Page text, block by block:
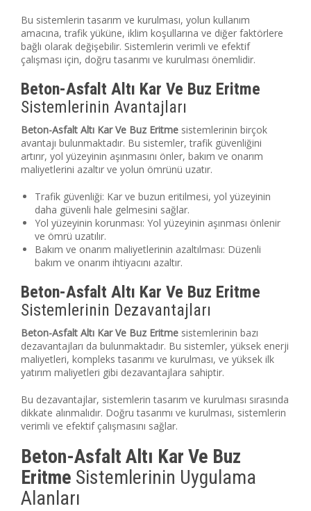
Bu sistemlerin tasarım ve kurulması, yolun kullanım
amacına, trafik yüküne, iklim koşullarına ve diğer faktörlere
bağlı olarak değişebilir. Sistemlerin verimli ve efektif
çalışması için, doğru tasarımı ve kurulması önemlidir.
Beton-Asfalt Altı Kar Ve Buz Eritme
Sistemlerinin Avantajları
Beton-Asfalt Altı Kar Ve Buz Eritme sistemlerinin birçok
avantajı bulunmaktadır. Bu sistemler, trafik güvenliğini
artırır, yol yüzeyinin aşınmasını önler, bakım ve onarım
maliyetlerini azaltır ve yolun ömrünü uzatır.
Trafik güvenliği: Kar ve buzun eritilmesi, yol yüzeyinin
daha güvenli hale gelmesini sağlar.
Yol yüzeyinin korunması: Yol yüzeyinin aşınması önlenir
ve ömrü uzatılır.
Bakım ve onarım maliyetlerinin azaltılması: Düzenli
bakım ve onarım ihtiyacını azaltır.
Beton-Asfalt Altı Kar Ve Buz Eritme
Sistemlerinin Dezavantajları
Beton-Asfalt Altı Kar Ve Buz Eritme sistemlerinin bazı
dezavantajları da bulunmaktadır. Bu sistemler, yüksek enerji
maliyetleri, kompleks tasarımı ve kurulması, ve yüksek ilk
yatırım maliyetleri gibi dezavantajlara sahiptir.
Bu dezavantajlar, sistemlerin tasarım ve kurulması sırasında
dikkate alınmalıdır. Doğru tasarımı ve kurulması, sistemlerin
verimli ve efektif çalışmasını sağlar.
Beton-Asfalt Altı Kar Ve Buz
Eritme Sistemlerinin Uygulama
Alanları